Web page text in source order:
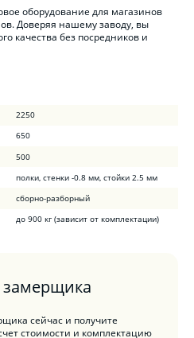
оборудование для магазинов
Доверяя нашему заводу, вы
качества без посредников и
2250
650
500
полки, стенки -0.8 мм, стойки 2.5 мм
сборно-разборный
до 900 кг (зависит от комплектации)
сейчас и получите
стоимости и комплектацию